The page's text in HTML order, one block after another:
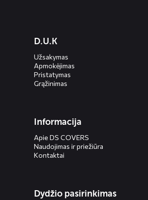
menusD.U.K
Užsakymas
Apmokėjimas
Pristatymas
Grąžinimas
Informacija
Apie DS COVERS
Naudojimas ir priežiūra
Kontaktai
Dydžio pasirinkimas